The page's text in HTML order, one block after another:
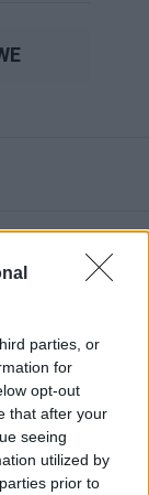
parties, or
for
opt-out
that after your
seeing
utilized by
prior to
Drive
253-6686
B.V. Sp. z
1